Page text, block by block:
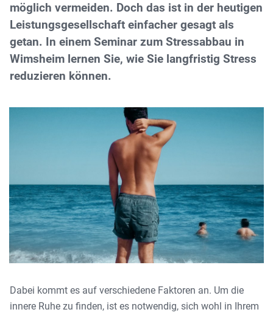
möglich vermeiden. Doch das ist in der heutigen
Leistungsgesellschaft einfacher gesagt als
getan. In einem Seminar zum Stressabbau in
Wimsheim lernen Sie, wie Sie langfristig Stress
reduzieren können.
Dabei kommt es auf verschiedene Faktoren an. Um die
innere Ruhe zu finden, ist es notwendig, sich wohl in Ihrem